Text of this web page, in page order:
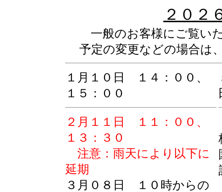
２０２
一般のお客様にご覧い
予定の変更などの場合は
１月１０日 １４：００、
１５：００
２月１１日 １１：００、
１３：３０
注意：雨天により以下に
延期
３月０８日 １０時からの